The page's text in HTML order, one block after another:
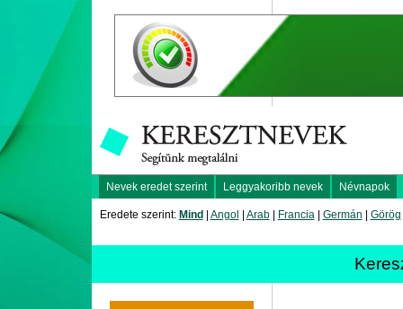
Nevek eredet szerint Leggyakoribb nevek Névnapok
Eredete szerint: Mind Angol Arab| Francia| Germán Görög